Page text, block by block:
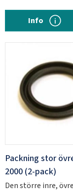
Info
Packning stor
2000 (2-pack)
Den större inre, övre